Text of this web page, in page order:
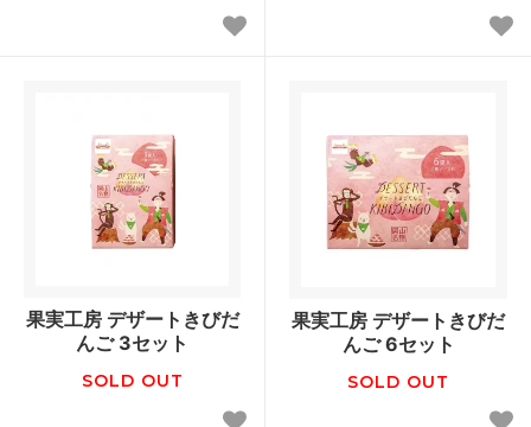
果実工房 デザートきびだ
んご 3セット
SOLD OUT
果実工房 デザートきびだ
んご 6セット
SOLD OUT